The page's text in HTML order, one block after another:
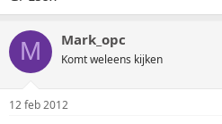
M Mark_opc
Komt weleens kijken
12 feb 2012